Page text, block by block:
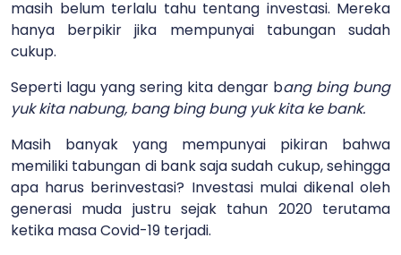
masih belum terlalu tahu tentang investasi. Mereka
hanya berpikir jika mempunyai tabungan sudah
cukup.
Seperti lagu yang sering kita dengar bang bing bung
yuk kita nabung, bang bing bung yuk kita ke bank.
Masih banyak yang mempunyai pikiran bahwa
memiliki tabungan di bank saja sudah cukup, sehingga
apa harus berinvestasi? Investasi mulai dikenal oleh
generasi muda justru sejak tahun 2020 terutama
ketika masa Covid-19 terjadi.